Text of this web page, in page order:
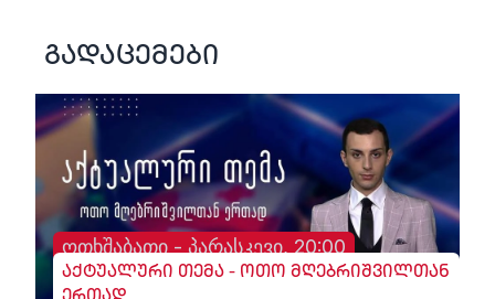
გადაცემები
ოთხშაბათი - პარასკევი, 20:00
აქტუალური თემა - ოთო მღებრიშვილთან